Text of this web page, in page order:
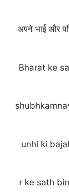
अपने भाई और
Bharat ke
unhi ki
r ke sath